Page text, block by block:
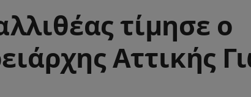
τίμησε ο
Αττικής